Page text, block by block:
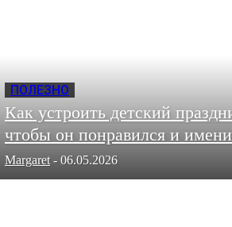
ПОЛЕЗНО
Как устроить детский
чтобы он понравился и
Margaret - 06.05.2026